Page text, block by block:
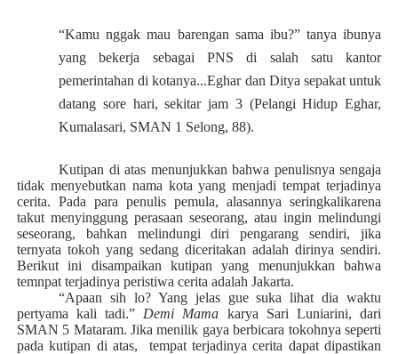
“Kamu nggak mau barengan sama ibu?” tanya ibunya
yang bekerja sebagai PNS di salah satu kantor
pemerintahan di kotanya...Eghar dan Ditya sepakat untuk
datang sore hari, sekitar jam 3 (Pelangi Hidup Eghar,
Kumalasari, SMAN 1 Selong, 88).
Kutipan di atas menunjukkan bahwa penulisnya sengaja
tidak menyebutkan nama kota yang menjadi tempat terjadinya
cerita. Pada para penulis pemula, alasannya seringkalikarena
takut menyinggung perasaan seseorang, atau ingin melindungi
seseorang, bahkan melindungi diri pengarang sendiri, jika
ternyata tokoh yang sedang diceritakan adalah dirinya sendiri.
Berikut ini disampaikan kutipan yang menunjukkan bahwa
temnpat terjadinya peristiwa cerita adalah Jakarta.
“Apaan sih lo? Yang jelas gue suka lihat dia waktu
pertyama kali tadi.” Demi Mama karya Sari Luniarini, dari
SMAN 5 Mataram. Jika menilik gaya berbicara tokohnya seperti
pada kutipan di atas, tempat terjadinya cerita dapat dipastikan